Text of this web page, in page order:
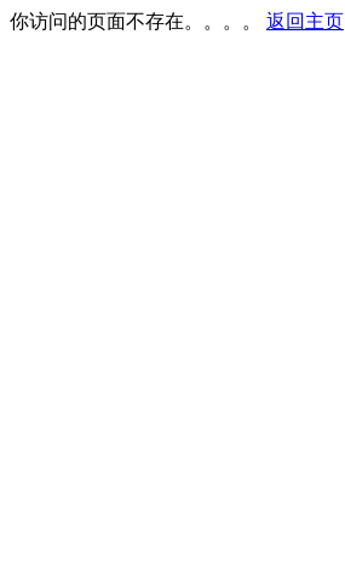
你访问的页面不存在。。。。 返回主页